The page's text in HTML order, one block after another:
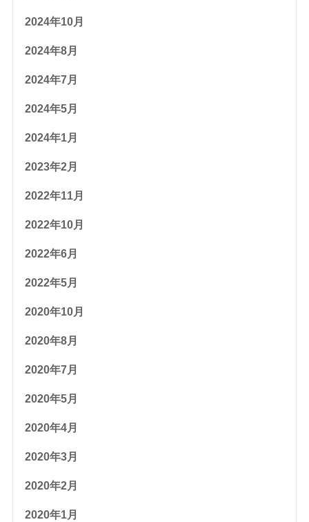
2024年10月
2024年8月
2024年7月
2024年5月
2024年1月
2023年2月
2022年11月
2022年10月
2022年6月
2022年5月
2020年10月
2020年8月
2020年7月
2020年5月
2020年4月
2020年3月
2020年2月
2020年1月